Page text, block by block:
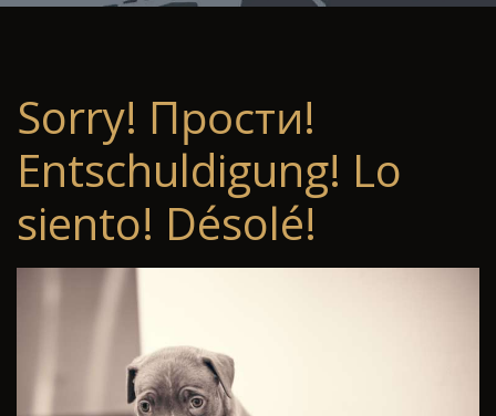
Sorry! Прости!
Entschuldigung! Lo
siento! Désolé!